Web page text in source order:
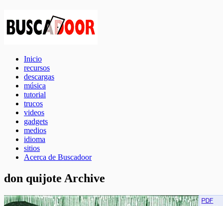
Inicio
recursos
descargas
música
tutorial
trucos
videos
gadgets
medios
idioma
sitios
Acerca de Buscadoor
don quijote Archive